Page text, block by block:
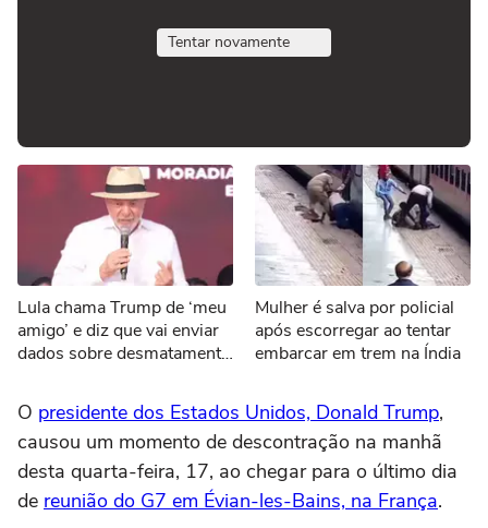
Tentar novamente
Lula chama Trump de ‘meu
amigo’ e diz que vai enviar
dados sobre desmatamento
Mulher é salva por policial
após escorregar ao tentar
embarcar em trem na Índia
O presidente dos Estados Unidos, Donald Trump,
causou um momento de descontração na manhã
desta quarta-feira, 17, ao chegar para o último dia
de reunião do G7 em Évian-les-Bains, na França.